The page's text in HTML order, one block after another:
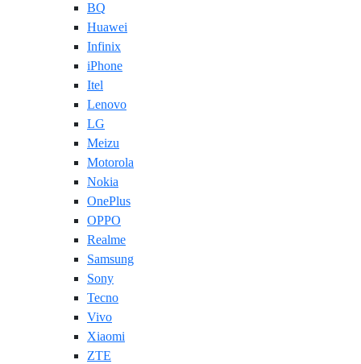
BQ
Huawei
Infinix
iPhone
Itel
Lenovo
LG
Meizu
Motorola
Nokia
OnePlus
OPPO
Realme
Samsung
Sony
Tecno
Vivo
Xiaomi
ZTE